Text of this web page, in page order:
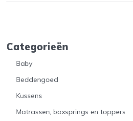
Categorieën
Baby
Beddengoed
Kussens
Matrassen, boxsprings en toppers